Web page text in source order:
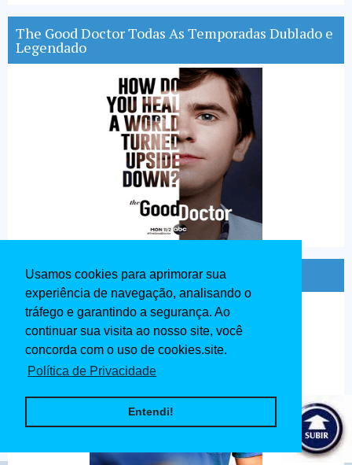
Usamos cookies para aprimorar sua
experiência de navegação, analisando o
tráfego e garantindo a segurança. Ao
continuar sua visita ao nosso site, você
concorda com o uso de cookies.site.
Política de Privacidade
Entendi!
The Good Doctor Todas As Temporadas Dublado e
Legendado
Série Transplant 1ª Temporada Dublado